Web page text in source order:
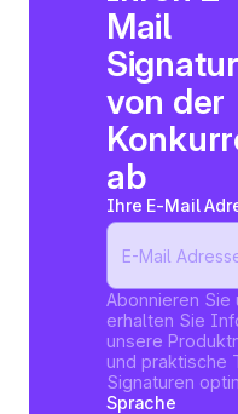
Mail
von der
ab
Ihre E-Mail
Abonnieren
erhalten Sie
unsere
und praktische
Signaturen
Sprache